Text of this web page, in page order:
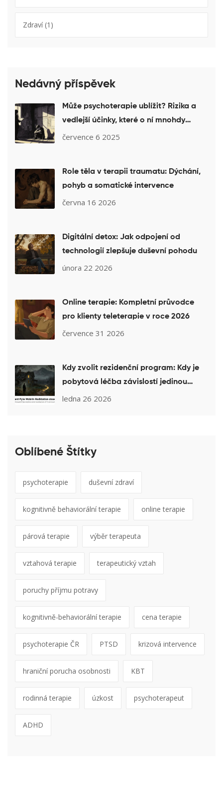
Zdraví(1)
Nedávný příspěvek
Může psychoterapie ublížit? Rizika a
vedlejší účinky, které o ní mnohdy
nevíte
července 6 2025
Role těla v terapii traumatu: Dýchání,
pohyb a somatické intervence
června 16 2026
Digitální detox: Jak odpojení od
technologií zlepšuje duševní pohodu
února 22 2026
Online terapie: Kompletní průvodce
pro klienty teleterapie v roce 2026
července 31 2026
Kdy zvolit rezidenční program: Kdy je
pobytová léčba závislostí jedinou
možností
ledna 26 2026
Oblíbené Štítky
psychoterapie duševní zdraví
kognitivně behaviorální terapie online terapie
párová terapie výběr terapeuta
vztahová terapie terapeutický vztah
poruchy příjmu potravy
kognitivně-behaviorální terapie cena terapie
psychoterapie ČR PTSD krizová intervence
hraniční porucha osobnosti KBT
rodinná terapie úzkost psychoterapeut
ADHD